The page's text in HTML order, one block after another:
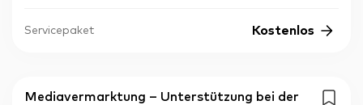
Servicepaket Kostenlos
Mediavermarktung – Unterstützung bei der